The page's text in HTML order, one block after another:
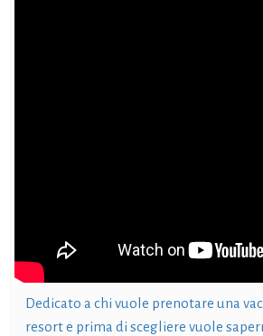
Dedicato a chi vuole prenotare una
resort e prima di scegliere vuole